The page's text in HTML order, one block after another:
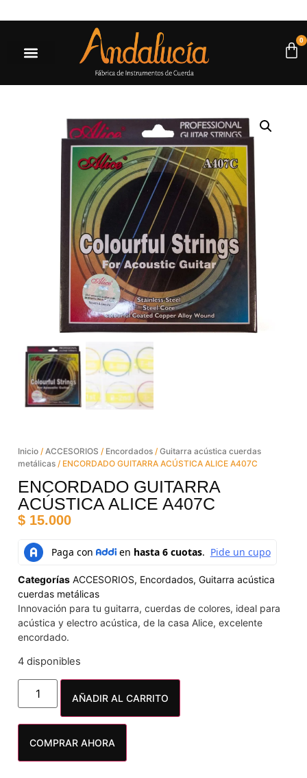
0
Inicio / ACCESORIOS / Encordados / Guitarra acústica cuerdas
metálicas / ENCORDADO GUITARRA ACÚSTICA ALICE A407C
ENCORDADO GUITARRA
ACÚSTICA ALICE A407C
$ 15.000
Categorías ACCESORIOS, Encordados, Guitarra acústica
cuerdas metálicas
Innovación para tu guitarra, cuerdas de colores, ideal para
acústica y electro acústica, de la casa Alice, excelente
encordado.
4 disponibles
AÑADIR AL CARRITO
COMPRAR AHORA